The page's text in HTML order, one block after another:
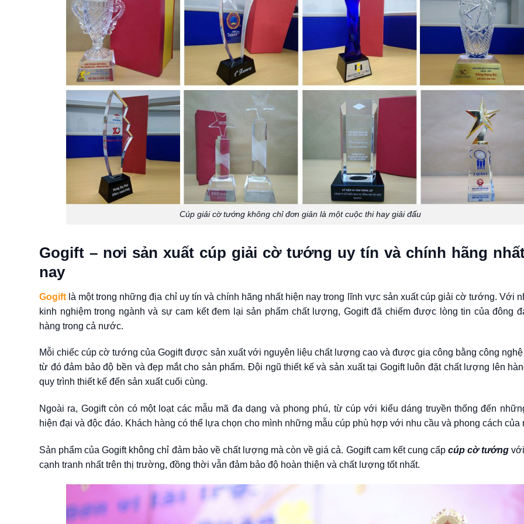
Cúp giải cờ tướng không chỉ đơn giản là một cuộc thi hay giải đấu
Gogift – nơi sản xuất cúp giải cờ tướng uy tín và chính hãng
nay
Gogift là một trong những địa chỉ uy tín và chính hãng nhất hiện nay trong lĩnh vực sản xuất cúp giải cờ tướng. Với
kinh nghiệm trong ngành và sự cam kết đem lại sản phẩm chất lượng, Gogift đã chiếm được lòng tin của đông
hàng trong cả nước.
Mỗi chiếccúp cờ tướngcủa Gogift được sản xuất với nguyên liệu chất lượng cao và được gia công bằng công
từ đó đảm bảo độ bền và đẹp mắt cho sản phẩm. Đội ngũ thiết kế và sản xuất tại Gogift luôn đặt chất lượng lên
quy trình thiết kế đến sản xuất cuối cùng.
Ngoài ra, Gogift còn có một loạt các mẫu mã đa dạng và phong phú, từ cúp với kiểu dáng truyền thống đến
hiện đại và độc đáo. Khách hàng có thể lựa chọn cho mình những mẫu cúp phù hợp với nhu cầu và phong cách của
Sản phẩm của Gogift không chỉ đảm bảo về chất lượng mà còn về giá cả. Gogift cam kết cung cấpcúp cờ tướng
cạnh tranh nhất trên thị trường, đồng thời vẫn đảm bảo độ hoàn thiện và chất lượng tốt nhất.